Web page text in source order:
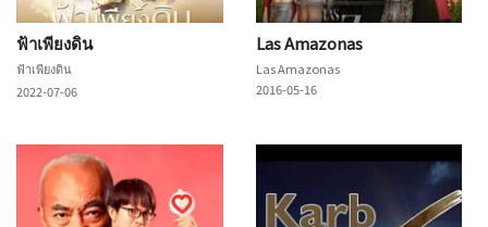
ฟ้าเพียงดิน
ฟ้าเพียงดิน
2022-07-06
Las Amazonas
Las Amazonas
2016-05-16